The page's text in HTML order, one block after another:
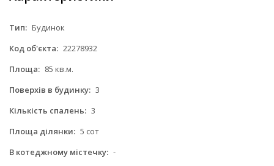
Тип: Будинок
Код об'єкта: 22278932
Площа: 85 кв.м.
Поверхів в будинку: 3
Кількість спалень: 3
Площа ділянки: 5 сот
В котеджному містечку: -